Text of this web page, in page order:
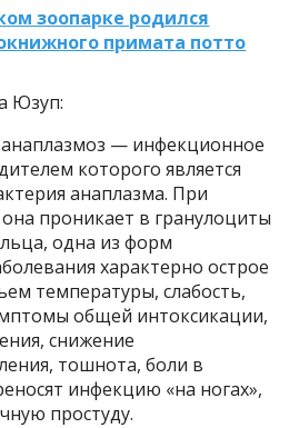
зоопарке родился
примата потто
Юзуп:
— инфекционное
которого является
анаплазма. При
проникает в гранулоциты
одна из форм
характерно острое
температуры, слабость,
общей интоксикации,
снижение
тошнота, боли в
инфекцию «на ногах»,
простуду.